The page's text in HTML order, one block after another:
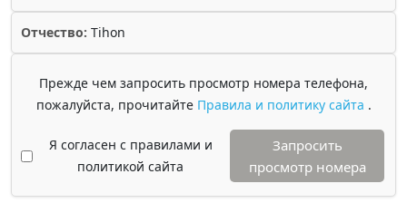
Отчество: Tihon
Прежде чем запросить просмотр номера телефона,
пожалуйста, прочитайте Правила и политику сайта .
Я согласен с правилами и
политикой сайта
Запросить
просмотр номера